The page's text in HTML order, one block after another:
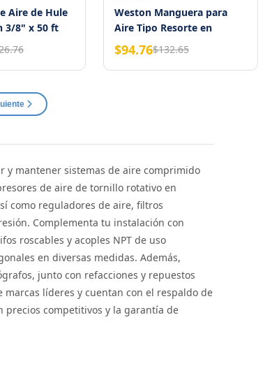
Aire de Hule
3/8" x 50 ft
1/4" NPT
Weston Manguera para
Aire Tipo Resorte en
Polietileno Amarilla 1/4" x
25 ft con Conector 1/4"
NPT
$94.76$132.65
y mantener sistemas de aire comprimido
de aire de tornillo rotativo en
como reguladores de aire, filtros
Complementa tu instalación con
roscables y acoples NPT de uso
en diversas medidas. Además,
junto con refacciones y repuestos
líderes y cuentan con el respaldo de
precios competitivos y la garantía de